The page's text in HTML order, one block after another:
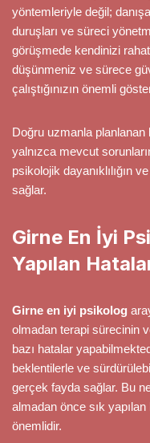
yöntemleriyle değil;
duruşları ve süreci
görüşmede kendinizi rahat
düşünmeniz ve sürece
çalıştığınızın önemli
Doğru uzmanla planlanan
yalnızca mevcut
psikolojik dayanıklılığın
sağlar.
Girne En İyi
Yapılan
Girne en iyi psikolog
olmadan terapi sürecinin
bazı hatalar
beklentilerle ve
gerçek fayda sağlar. Bu
almadan önce sık
önemlidir.